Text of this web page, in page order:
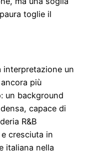
toglie il
interpretazione un
più
un background
capace di
R&B
cresciuta in
italiana nella